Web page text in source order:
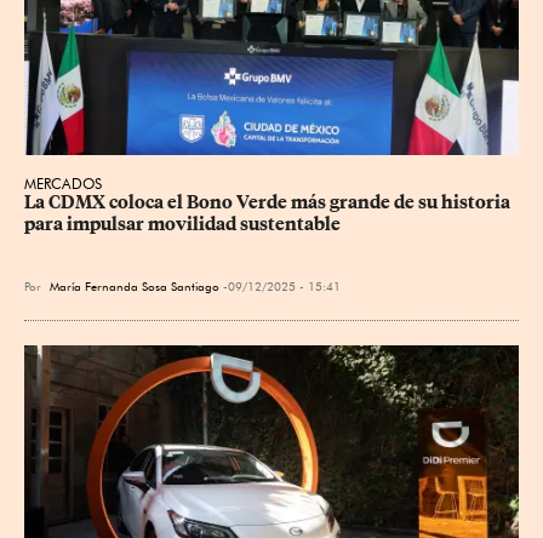
MERCADOS
La CDMX coloca el Bono Verde más grande de su historia
para impulsar movilidad sustentable
Por María Fernanda Sosa Santiago 09/12/2025 - 15:41